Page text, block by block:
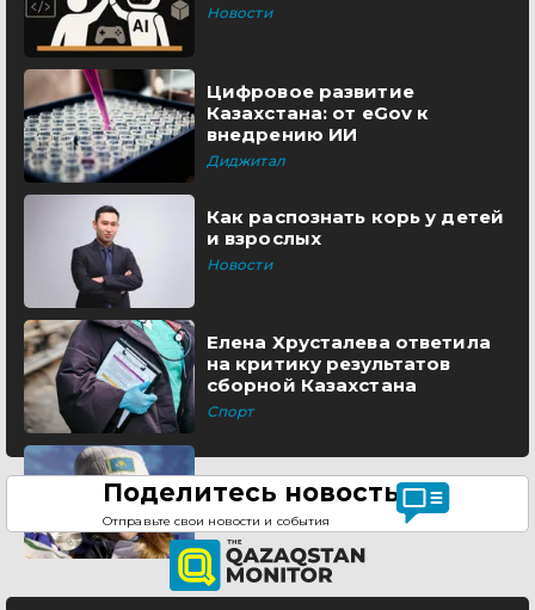
Новости
Цифровое развитие
Казахстана: от eGov к
внедрению ИИ
Диджитал
Как распознать корь у детей
и взрослых
Новости
Елена Хрусталева ответила
на критику результатов
сборной Казахстана
Спорт
Поделитесь новостью
Отправьте свои новости и события